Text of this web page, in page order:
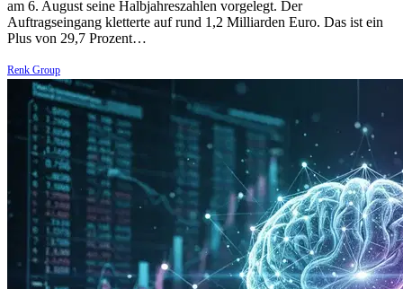
am 6. August seine Halbjahreszahlen vorgelegt. Der
Auftragseingang kletterte auf rund 1,2 Milliarden Euro. Das ist ein
Plus von 29,7 Prozent…
Renk Group